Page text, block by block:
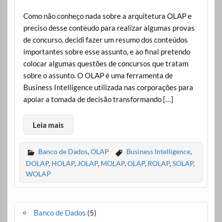
Como não conheço nada sobre a arquitetura OLAP e
preciso desse conteudo para realizar algumas provas
de concurso, decidi fazer um resumo dos conteúdos
importantes sobre esse assunto, e ao final pretendo
colocar algumas questões de concursos que tratam
sobre o assunto. O OLAP é uma ferramenta de
Business Intelligence utilizada nas corporações para
apoiar a tomada de decisão transformando […]
Leia mais
Banco de Dados,OLAP Business Intelligence,
DOLAP, HOLAP, JOLAP, MOLAP,OLAP, ROLAP,SOLAP,
WOLAP
Banco de Dados (5)